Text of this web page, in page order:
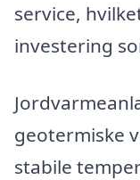
service,
investering
geotermiske
stabile